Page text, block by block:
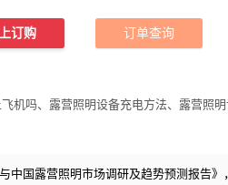
订购 订单查询
机吗、露营照明设备充电方法、露营照
中国露营照明市场调研及趋势预测报告》